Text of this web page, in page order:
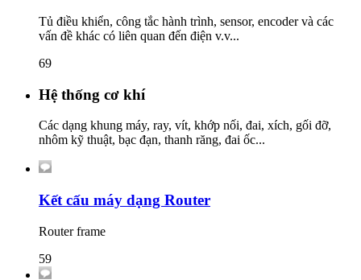
Tủ điều khiển, công tắc hành trình, sensor, encoder và các
vấn đề khác có liên quan đến điện v.v...
69
Hệ thống cơ khí
Các dạng khung máy, ray, vít, khớp nối, đai, xích, gối đỡ,
nhôm kỹ thuật, bạc đạn, thanh răng, đai ốc...
Kết cấu máy dạng Router
Router frame
59